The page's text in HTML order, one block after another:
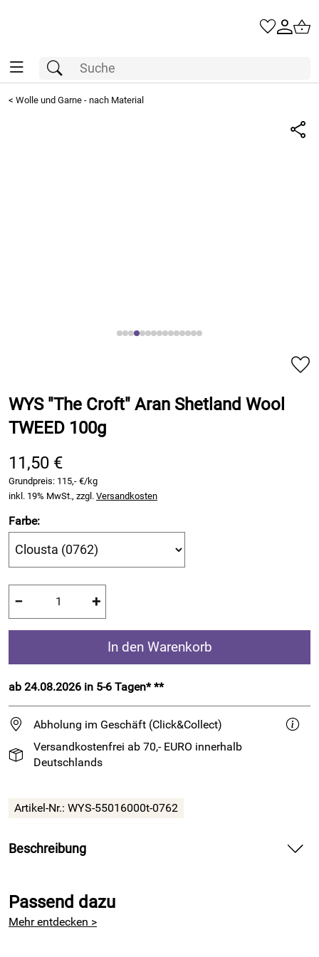
< Wolle und Garne - nach Material
WYS "The Croft" Aran Shetland Wool
TWEED 100g
11,50 €
Grundpreis: 115,- €/kg
inkl. 19% MwSt., zzgl. Versandkosten
Farbe:
− +
In den Warenkorb
ab 24.08.2026 in 5-6 Tagen* **
Abholung im Geschäft (Click&Collect)
Versandkostenfrei ab 70,- EURO innerhalb
Deutschlands
Artikel-Nr.: WYS-55016000t-0762
Beschreibung
Die atemberaubende Landschaft der Shetland Inseln hat zu
den Farbschattierungen dieser Wolle inspiriert. Die stetig
Passend dazu
Mehr entdecken >